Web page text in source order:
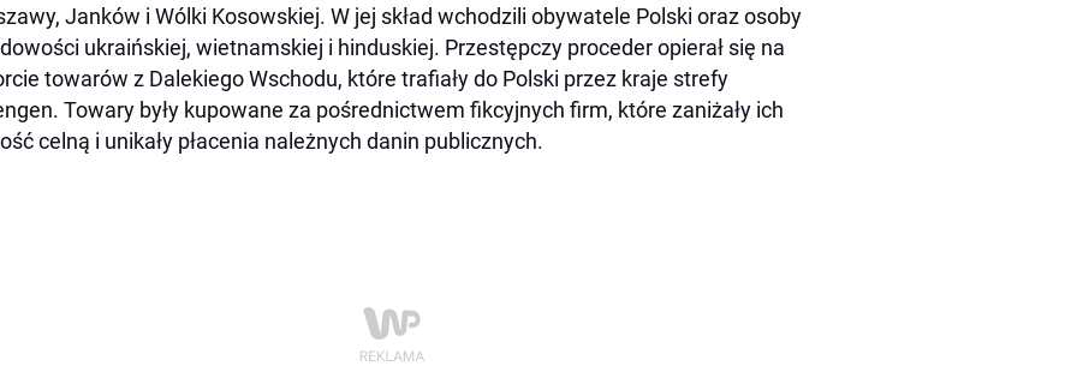
Janków i Wólki Kosowskiej. W jej skład wchodzili obywatele Polski oraz osoby
ukraińskiej, wietnamskiej i hinduskiej. Przestępczy proceder opierał się na
towarów z Dalekiego Wschodu, które trafiały do Polski przez kraje strefy
Towary były kupowane za pośrednictwem fikcyjnych firm, które zaniżały ich
celną i unikały płacenia należnych danin publicznych.